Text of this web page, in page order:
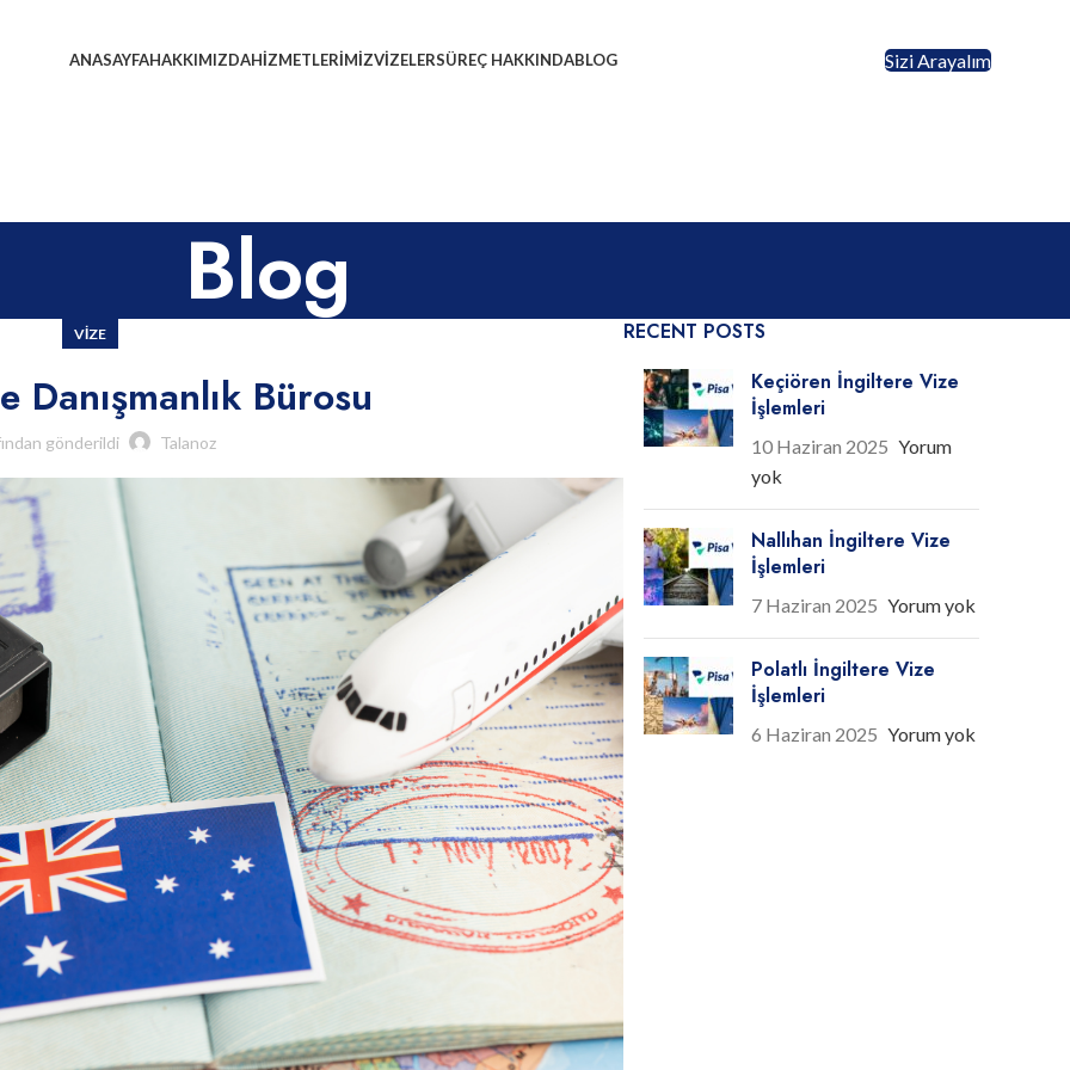
ANASAYFAHAKKIMIZDAHIZMETLERIMIZVIZELERSÜREÇ HAKKINDABLOG Sizi Arayalım
Blog
VIZE
Danışmanlık Bürosu
gönderildi Talanoz
RECENT POSTS
Keçiören İngiltere Vize
İşlemleri
10 Haziran 2025 Yorum
yok
Nallıhan İngiltere Vize
İşlemleri
7 Haziran 2025 Yorum yok
Polatlı İngiltere Vize
İşlemleri
6 Haziran 2025 Yorum yok